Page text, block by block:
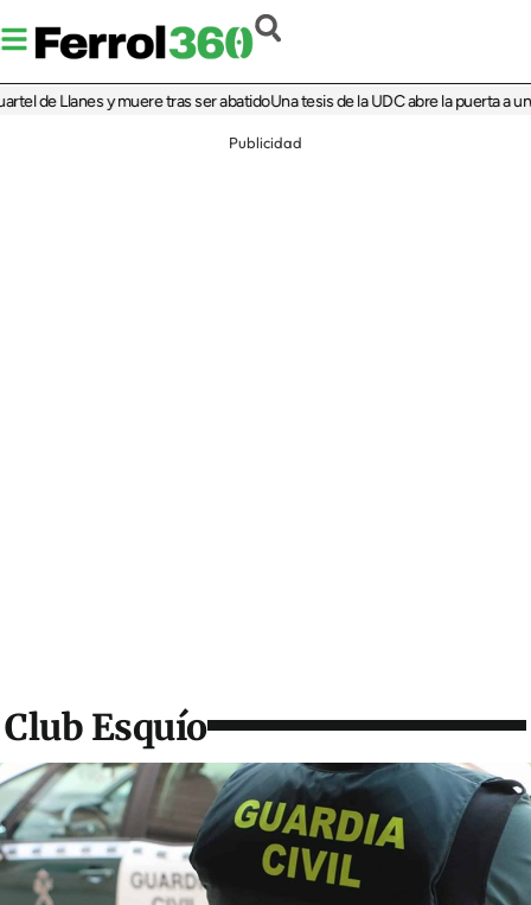
Llanes y muere tras ser abatidoUna tesis de la UDC abre la puerta a una
Publicidad
Club Esquío